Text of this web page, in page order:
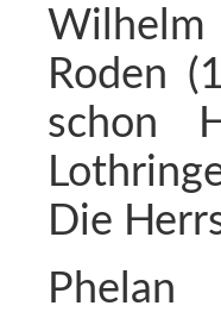
Wilhelm
Roden
schon
Die
Phelan